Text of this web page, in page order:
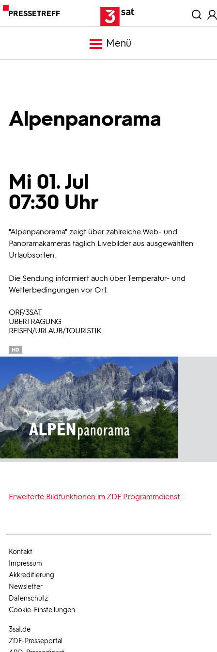
PRESSETREFF
Menü
Bilder
Programmwochen
Alpenpanorama
Mi 01. Jul
07:30 Uhr
"Alpenpanorama" zeigt über zahlreiche Web- und
Panoramakameras täglich Livebilder aus ausgewählten
Urlaubsorten.
Die Sendung informiert auch über Temperatur- und
Wetterbedingungen vor Ort.
ORF/3SAT
ÜBERTRAGUNG
REISEN/URLAUB/TOURISTIK
Erweiterte Bildfunktionen im ZDF Programmdienst
3sat.de
ZDF-Presseportal
Kontakt
Impressum
Akkreditierung
Newsletter
Datenschutz
Cookie-Einstellungen